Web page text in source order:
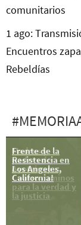
comunitarios
1 ago:
Encuentros
Rebeldías
Frente de la
Resistencia en
Los Angeles,
California!
Madres y
padres de
Ayotzinapa:
Cuatro caminos
para la verdad y
la justicia